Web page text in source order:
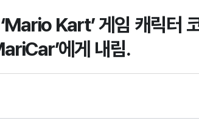
Kart’ 게임 캐릭터
에게 내림.